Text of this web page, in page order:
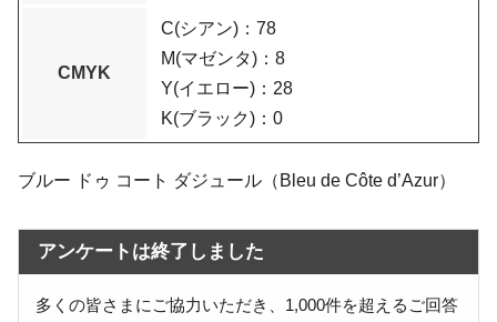
CMYK
C(シアン)：78
M(マゼンタ)：8
Y(イエロー)：28
K(ブラック)：0
ブルー ドゥ コート ダジュール（Bleu de Côte d’Azur）
アンケートは終了しました
多くの皆さまにご協力いただき、1,000件を超えるご回答